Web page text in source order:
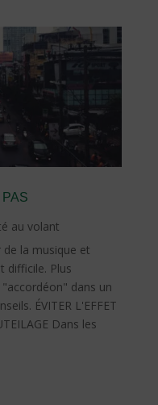
au volant
la musique et
difficile. Plus
dans un
ÉVITER L'EFFET
Dans les